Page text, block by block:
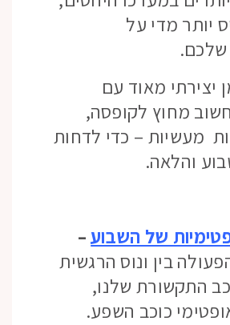
יותר מדי על
שלכם.
יצירתי מאוד עם
מחוץ לקופסה,
מעשיות – כדי לדחות
והלאה.
של השבוע–
בין ונוס הרגשית
התקשורת שלנו,
כוכב השפע.